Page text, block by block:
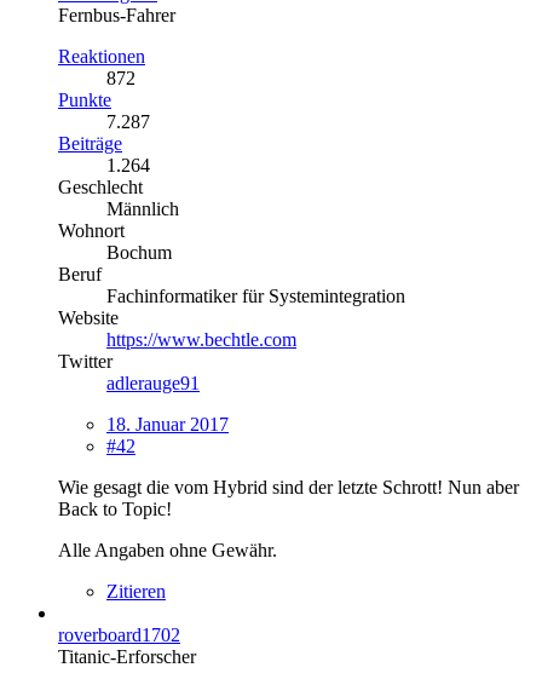
Fernbus-Fahrer
Reaktionen
872
Punkte
7.287
Beiträge
1.264
Geschlecht
Männlich
Wohnort
Bochum
Beruf
Fachinformatiker für Systemintegration
Website
https://www.bechtle.com
Twitter
adlerauge91
18. Januar 2017
#42
Wie gesagt die vom Hybrid sind der letzte Schrott! Nun aber
Back to Topic!
Alle Angaben ohne Gewähr.
Zitieren
roverboard1702
Titanic-Erforscher